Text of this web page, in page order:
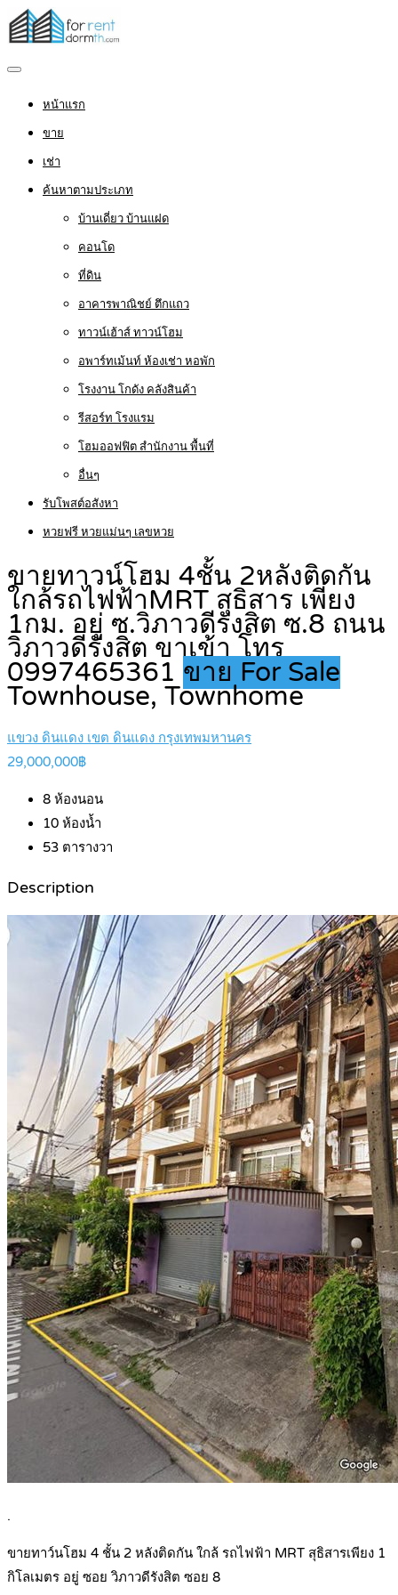
หน้าแรก
ขาย
เช่า
ค้นหาตามประเภท
บ้านเดี่ยว บ้านแฝด
คอนโด
ที่ดิน
อาคารพาณิชย์ ตึกแถว
ทาวน์เฮ้าส์ ทาวน์โฮม
อพาร์ทเม้นท์ ห้องเช่า หอพัก
โรงงาน โกดัง คลังสินค้า
รีสอร์ท โรงแรม
โฮมออฟฟิต สำนักงาน พื้นที่
อื่นๆ
รับโพสต์อสังหา
หวยฟรี หวยแม่นๆ เลขหวย
ขายทาวน์โฮม 4ชั้น 2หลังติดกัน
ใกล้รถไฟฟ้าMRT สุธิสาร เพียง
1กม. อยู่ ซ.วิภาวดีรังสิต ซ.8 ถนน
วิภาวดีรังสิต ขาเข้า โทร
0997465361 ขาย For Sale
Townhouse, Townhome
แขวง ดินแดง เขต ดินแดง กรุงเทพมหานคร
29,000,000฿
8 ห้องนอน
10 ห้องน้ำ
53 ตารางวา
Description
.
ขายทาว์นโฮม 4 ชั้น 2 หลังติดกัน ใกล้ รถไฟฟ้า MRT สุธิสารเพียง 1
กิโลเมตร อยู่ ซอย วิภาวดีรังสิต ซอย 8